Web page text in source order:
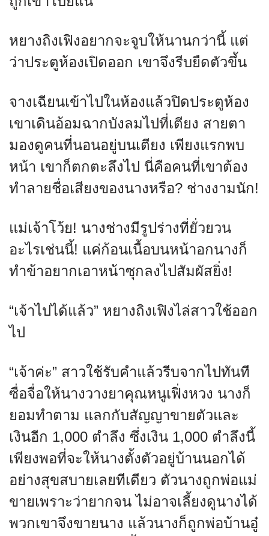
หยางถิงเฟิงอยากจะจูบให้นานกว่านี้ แต่
ว่าประตูห้องเปิดออก เขาจึงรีบยืดตัวขึ้น
จางเฉียนเข้าไปในห้องแล้วปิดประตูห้อง
เขาเดินอ้อมฉากบังลมไปที่เตียง สายตา
มองดูคนที่นอนอยู่บนเตียง เพียงแรกพบ
หน้า เขาก็ตกตะลึงไป นี่คือคนที่เขาต้อง
ทำลายชื่อเสียงของนางหรือ? ช่างงามนัก!
แม่เจ้าโว้ย! นางช่างมีรูปร่างที่ยั่วยวน
อะไรเช่นนี้! แค่ก้อนเนื้อบนหน้าอกนางก็
ทำข้าอยากเอาหน้าซุกลงไปสัมผัสยิ่ง!
“เจ้าไปได้แล้ว” หยางถิงเฟิงไล่สาวใช้ออก
ไป
“เจ้าค่ะ” สาวใช้รับคำแล้วรีบจากไปทันที
ซื่อจื่อให้นางวางยาคุณหนูเฟิ่งหวง นางก็
ยอมทำตาม แลกกับสัญญาขายตัวและ
เงินอีก 1,000 ตำลึง ซึ่งเงิน 1,000 ตำลึงนี้
เพียงพอที่จะให้นางตั้งตัวอยู่บ้านนอกได้
อย่างสุขสบายเลยทีเดียว ตัวนางถูกพ่อแม่
ขายเพราะว่ายากจน ไม่อาจเลี้ยงดูนางได้
พวกเขาจึงขายนาง แล้วนางก็ถูกพ่อบ้านอู๋